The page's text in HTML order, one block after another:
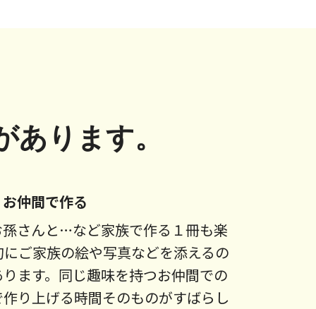
ります。
仲間で作る
さんと…など家族で作る１冊も楽
ご家族の絵や写真などを添えるの
ます。同じ趣味を持つお仲間での
り上げる時間そのものがすばらし